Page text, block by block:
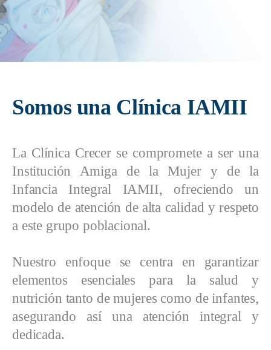
Somos una Clínica IAMII
La Clínica Crecer se compromete a ser una
Institución Amiga de la Mujer y de la
Infancia Integral IAMII, ofreciendo un
modelo de atención de alta calidad y respeto
a este grupo poblacional.
Nuestro enfoque se centra en garantizar
elementos esenciales para la salud y
nutrición tanto de mujeres como de infantes,
asegurando así una atención integral y
dedicada.